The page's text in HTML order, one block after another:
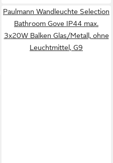
Paulmann Wandleuchte Selection
Bathroom Gove IP44 max.
3x20W Balken Glas/Metall, ohne
Leuchtmittel, G9